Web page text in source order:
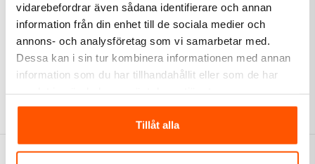
vidarebefordrar även sådana identifierare och annan
information från din enhet till de sociala medier och
annons- och analysföretag som vi samarbetar med.
Dessa kan i sin tur kombinera informationen med annan
information som du har tillhandahållit eller som de har
Tillåt alla
49,00 kr
LÄGG I VARUKORG
75,00 kr
LÄGG I VARUKORG